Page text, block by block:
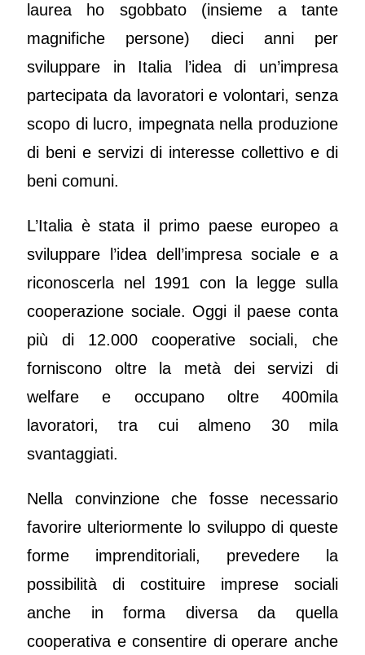
laurea ho sgobbato (insieme a tante
magnifiche persone) dieci anni per
sviluppare in Italia l’idea di un’impresa
partecipata da lavoratori e volontari, senza
scopo di lucro, impegnata nella produzione
di beni e servizi di interesse collettivo e di
beni comuni.
L’Italia è stata il primo paese europeo a
sviluppare l’idea dell’impresa sociale e a
riconoscerla nel 1991 con la legge sulla
cooperazione sociale. Oggi il paese conta
più di 12.000 cooperative sociali, che
forniscono oltre la metà dei servizi di
welfare e occupano oltre 400mila
lavoratori, tra cui almeno 30 mila
svantaggiati.
Nella convinzione che fosse necessario
favorire ulteriormente lo sviluppo di queste
forme imprenditoriali, prevedere la
possibilità di costituire imprese sociali
anche in forma diversa da quella
cooperativa e consentire di operare anche